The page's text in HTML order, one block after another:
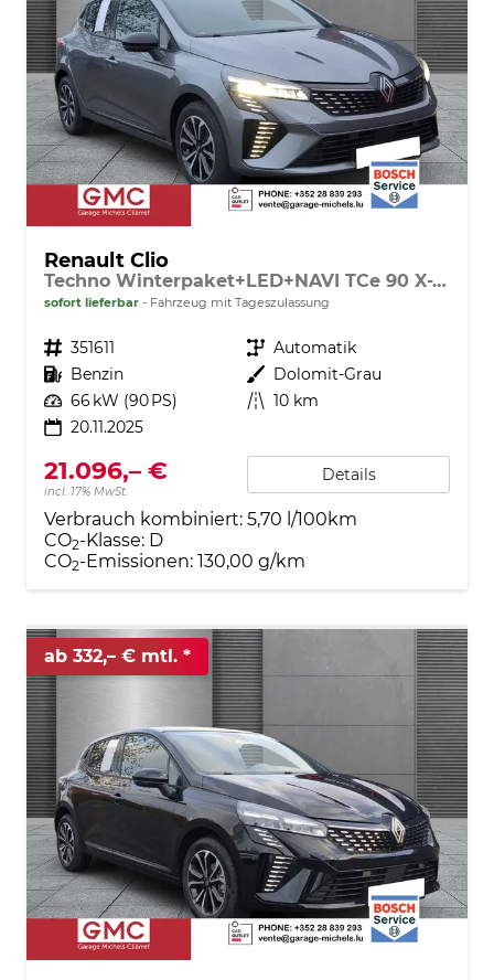
Renault Clio
Techno Winterpaket+LED+NAVI TCe 90 X-Tronic
sofort lieferbar Fahrzeug mit Tageszulassung
Fahrzeugnr. 351611 Getriebe Automatik
Kraftstoff Benzin Außenfarbe Dolomit-Grau
Leistung 66 kW (90 PS) Kilometerstand 10 km
20.11.2025
21.096,– €
incl. 17% MwSt.
Details
Verbrauch kombiniert: 5,70 l/100km
CO2-Klasse: D
CO2-Emissionen: 130,00 g/km
ab 332,– € mtl.